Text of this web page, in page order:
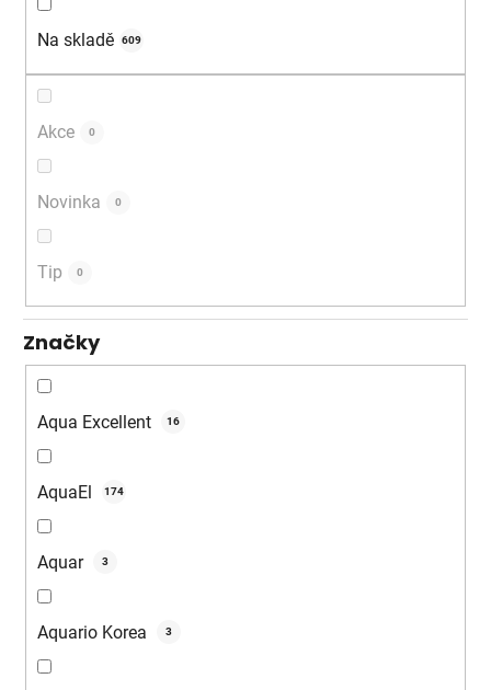
Na skladě 609
Akce 0
Novinka 0
Tip 0
Značky
Aqua Excellent 16
AquaEl 174
Aquar 3
Aquario Korea 3